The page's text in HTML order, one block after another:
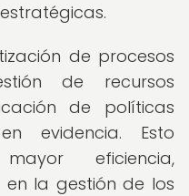
de procesos
de recursos
de políticas
evidencia. Esto
eficiencia,
la gestión de los